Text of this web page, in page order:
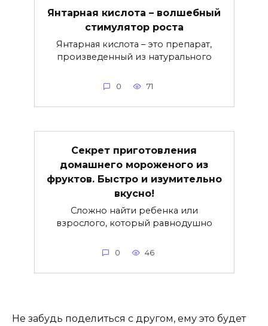
Янтарная кислота – волшебный
стимулятор роста
Янтарная кислота – это препарат,
произведенный из натурального
0 71
Секрет приготовления
домашнего мороженого из
фруктов. Быстро и изумительно
вкусно!
Сложно найти ребенка или
взрослого, который равнодушно
0 46
Не забудь поделиться с другом, ему это будет